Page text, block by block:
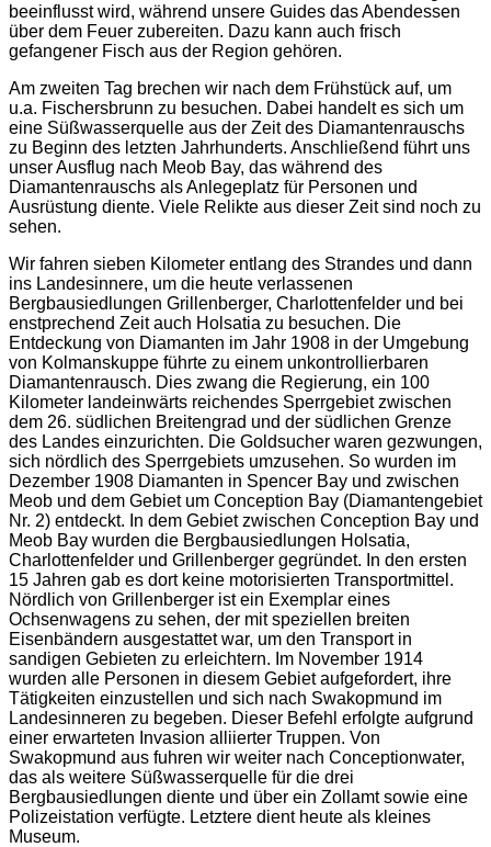
beeinflusst wird, während unsere Guides das Abendessen
über dem Feuer zubereiten. Dazu kann auch frisch
gefangener Fisch aus der Region gehören.
Am zweiten Tag brechen wir nach dem Frühstück auf, um
u.a. Fischersbrunn zu besuchen. Dabei handelt es sich um
eine Süßwasserquelle aus der Zeit des Diamantenrauschs
zu Beginn des letzten Jahrhunderts. Anschließend führt uns
unser Ausflug nach Meob Bay, das während des
Diamantenrauschs als Anlegeplatz für Personen und
Ausrüstung diente. Viele Relikte aus dieser Zeit sind noch zu
sehen.
Wir fahren sieben Kilometer entlang des Strandes und dann
ins Landesinnere, um die heute verlassenen
Bergbausiedlungen Grillenberger, Charlottenfelder und bei
enstprechend Zeit auch Holsatia zu besuchen. Die
Entdeckung von Diamanten im Jahr 1908 in der Umgebung
von Kolmanskuppe führte zu einem unkontrollierbaren
Diamantenrausch. Dies zwang die Regierung, ein 100
Kilometer landeinwärts reichendes Sperrgebiet zwischen
dem 26. südlichen Breitengrad und der südlichen Grenze
des Landes einzurichten. Die Goldsucher waren gezwungen,
sich nördlich des Sperrgebiets umzusehen. So wurden im
Dezember 1908 Diamanten in Spencer Bay und zwischen
Meob und dem Gebiet um Conception Bay (Diamantengebiet
Nr. 2) entdeckt. In dem Gebiet zwischen Conception Bay und
Meob Bay wurden die Bergbausiedlungen Holsatia,
Charlottenfelder und Grillenberger gegründet. In den ersten
15 Jahren gab es dort keine motorisierten Transportmittel.
Nördlich von Grillenberger ist ein Exemplar eines
Ochsenwagens zu sehen, der mit speziellen breiten
Eisenbändern ausgestattet war, um den Transport in
sandigen Gebieten zu erleichtern. Im November 1914
wurden alle Personen in diesem Gebiet aufgefordert, ihre
Tätigkeiten einzustellen und sich nach Swakopmund im
Landesinneren zu begeben. Dieser Befehl erfolgte aufgrund
einer erwarteten Invasion alliierter Truppen. Von
Swakopmund aus fuhren wir weiter nach Conceptionwater,
das als weitere Süßwasserquelle für die drei
Bergbausiedlungen diente und über ein Zollamt sowie eine
Polizeistation verfügte. Letztere dient heute als kleines
Museum.